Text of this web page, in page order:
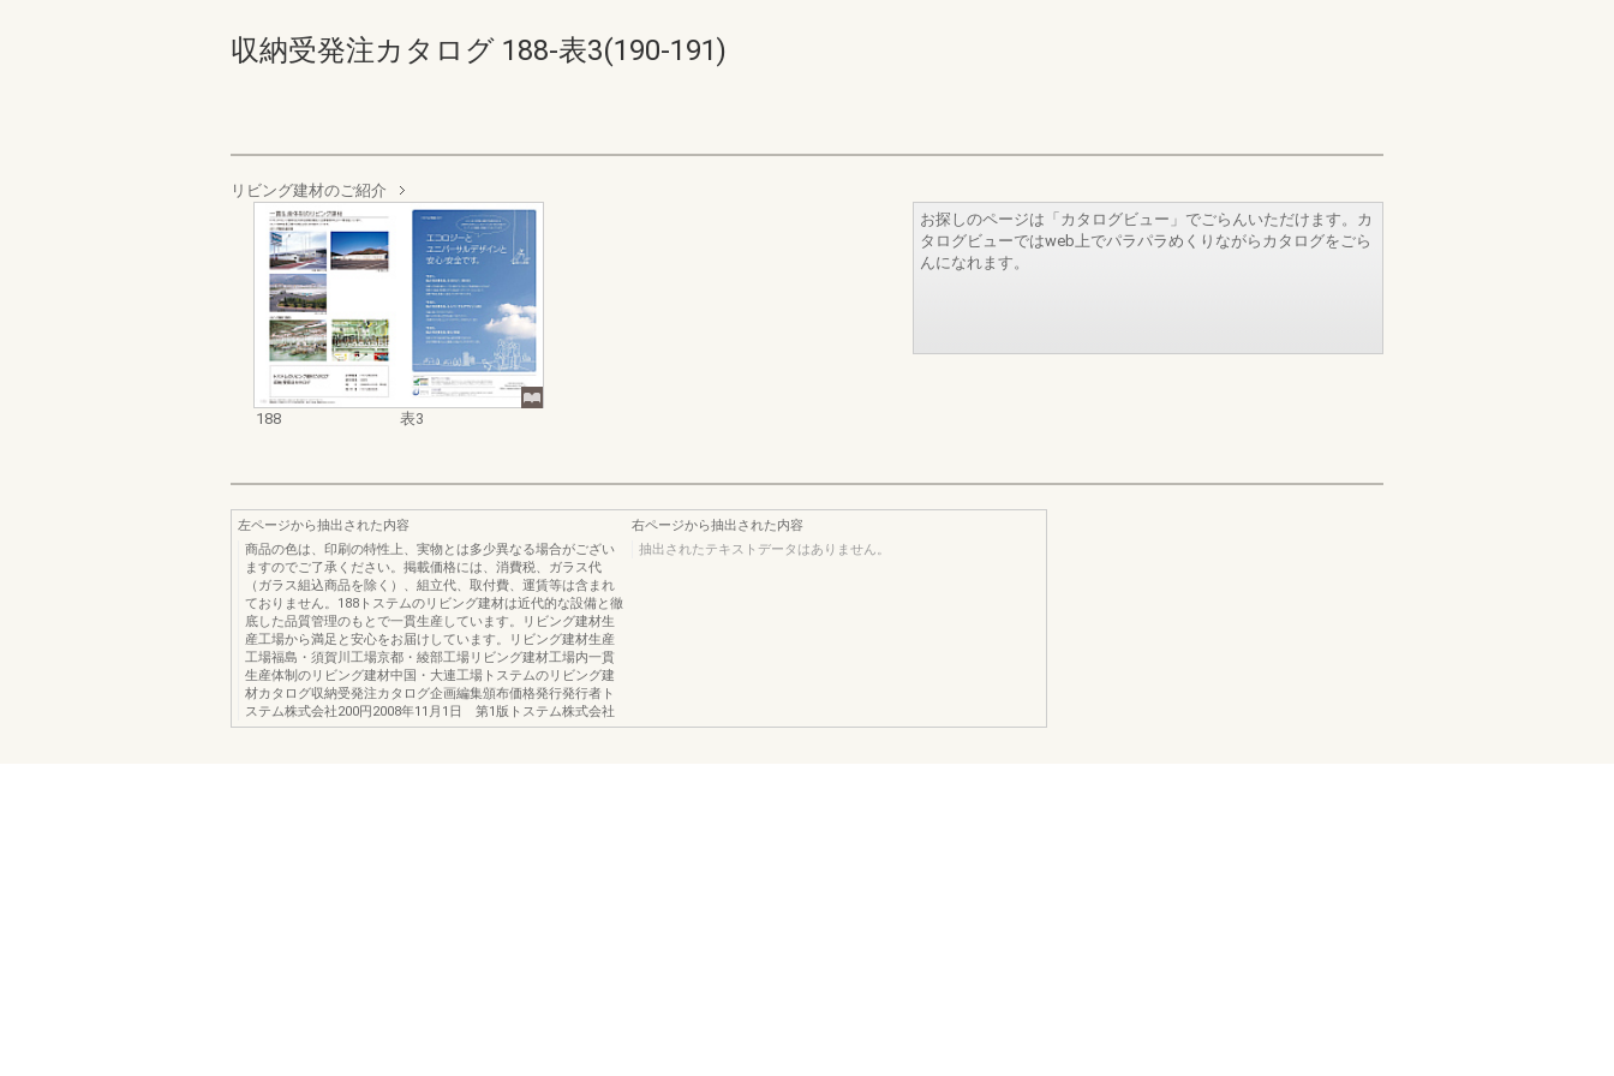
収納受発注カタログ 188-表3(190-191)
リビング建材のご紹介
188 表3
お探しのページは「カタログビュー」でごらんいただけます。カ
タログビューではweb上でパラパラめくりながらカタログをごら
んになれます。
左ページから抽出された内容
商品の色は、印刷の特性上、実物とは多少異なる場合がござい
ますのでご了承ください。掲載価格には、消費税、ガラス代
（ガラス組込商品を除く）、組立代、取付費、運賃等は含まれ
ておりません。188トステムのリビング建材は近代的な設備と徹
底した品質管理のもとで一貫生産しています。リビング建材生
産工場から満足と安心をお届けしています。リビング建材生産
工場福島・須賀川工場京都・綾部工場リビング建材工場内一貫
生産体制のリビング建材中国・大連工場トステムのリビング建
材カタログ収納受発注カタログ企画編集頒布価格発行発行者ト
ステム株式会社200円2008年11月1日 第1版トステム株式会社
右ページから抽出された内容
抽出されたテキストデータはありません。